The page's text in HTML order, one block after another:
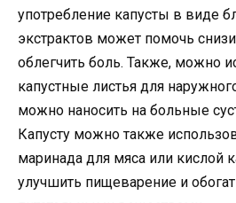
употребление капусты в виде
экстрактов может помочь
облегчить боль. Также, можно
капустные листья для
можно наносить на больные
Капусту можно также
маринада для мяса или кислой
улучшить пищеварение и